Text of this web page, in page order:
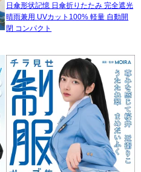
日傘形状記憶 日傘折りたたみ 完全遮光
晴雨兼用 UVカット100% 軽量 自動開
閉 コンパクト